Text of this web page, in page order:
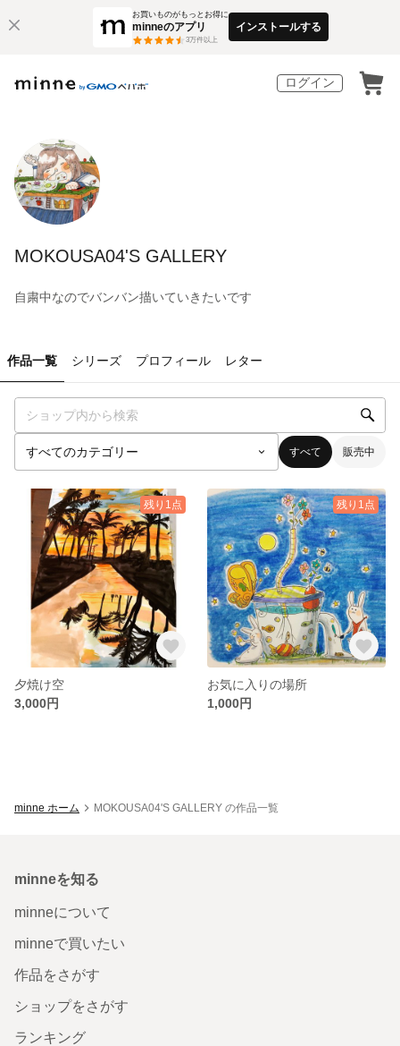
お買いものがもっとお得に
minneのアプリ
3万件以上
インストールする
ログイン
MOKOUSA04'S GALLERY
自粛中なのでバンバン描いていきたいです
作品一覧 シリーズ プロフィール レター
すべて 販売中
残り1点
夕焼け空
3,000円
残り1点
お気に入りの場所
1,000円
minne ホーム MOKOUSA04'S GALLERY の作品一覧
minneを知る
minneについて
minneで買いたい
作品をさがす
ショップをさがす
ランキング